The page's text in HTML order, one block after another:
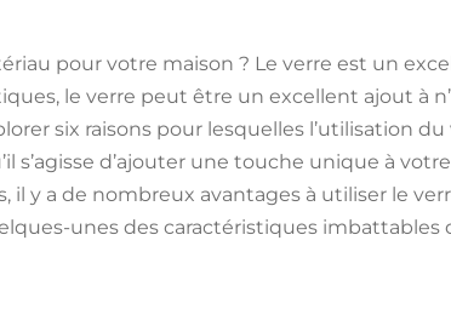
pour votre maison ? Le verre est un
le verre peut être un excellent ajout à
six raisons pour lesquelles l’utilisation
s’agisse d’ajouter une touche unique à
il y a de nombreux avantages à utiliser le
unes des caractéristiques imbattables